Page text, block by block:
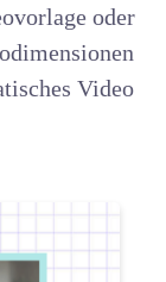
oder
Video